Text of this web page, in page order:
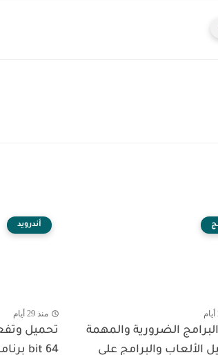
الضرورية والمهمة
الألعاب والبرامج على
أندرويد
منذ 29 أيام
64 bit برنامج Winrar...